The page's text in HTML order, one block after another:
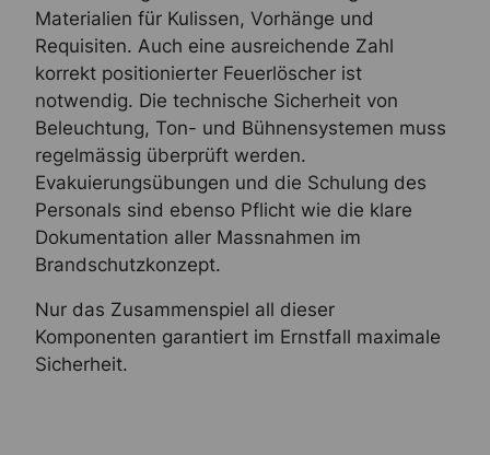
Materialien für Kulissen, Vorhänge und
Requisiten. Auch eine ausreichende Zahl
korrekt positionierter Feuerlöscher ist
notwendig. Die technische Sicherheit von
Beleuchtung, Ton- und Bühnensystemen muss
regelmässig überprüft werden.
Evakuierungsübungen und die Schulung des
Personals sind ebenso Pflicht wie die klare
Dokumentation aller Massnahmen im
Brandschutzkonzept.
Nur das Zusammenspiel all dieser
Komponenten garantiert im Ernstfall maximale
Sicherheit.